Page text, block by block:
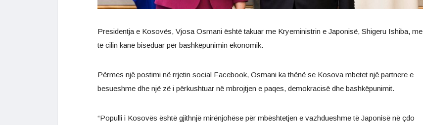
Presidentja e Kosovës, Vjosa Osmani është takuar me Kryeministrin e Japonisë, Shigeru Ishiba, me
të cilin kanë biseduar për bashkëpunimin ekonomik.
Përmes një postimi në rrjetin social Facebook, Osmani ka thënë se Kosova mbetet një partnere e
besueshme dhe një zë i përkushtuar në mbrojtjen e paqes, demokracisë dhe bashkëpunimit.
“Populli i Kosovës është gjithnjë mirënjohëse për mbështetjen e vazhdueshme të Japonisë në çdo